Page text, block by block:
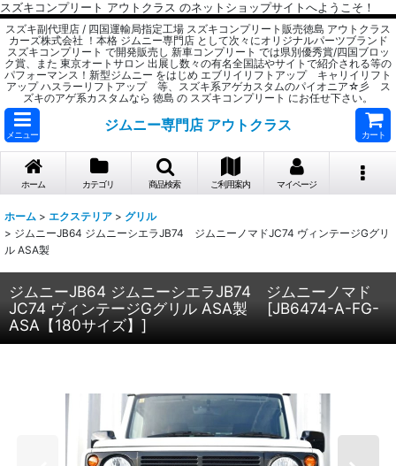
スズキコンプリート アウトクラス のネットショップサイトへようこそ！
スズキ副代理店 / 四国運輸局指定工場 スズキコンプリート販売徳島 アウトクラス
カーズ株式会社 ！本格 ジムニー専門店 として次々にオリジナルパーツブランド
スズキコンプリート で開発販売し 新車コンプリート では県別優秀賞/四国ブロッ
ク賞、また 東京オートサロン 出展し数々の有名全国誌やサイトで紹介される等の
パフォーマンス！新型ジムニー をはじめ エブリイリフトアップ キャリイリフト
アップ ハスラーリフトアップ 等、スズキ系アゲカスタムのパイオニア☆彡 ス
ズキのアゲ系カスタムなら 徳島 の スズキコンプリート にお任せ下さい。
メニュー
ジムニー専門店 アウトクラス
カート
ホーム カテゴリ 商品検索 ご利用案内 マイページ
ホーム > エクステリア > グリル
> ジムニーJB64 ジムニーシエラJB74 ジムニーノマドJC74 ヴィンテージGグリ
ル ASA製
ジムニーJB64 ジムニーシエラJB74 ジムニーノマド
JC74 ヴィンテージGグリル ASA製
[JB6474-A-FG-
ASA【180サイズ】 ]